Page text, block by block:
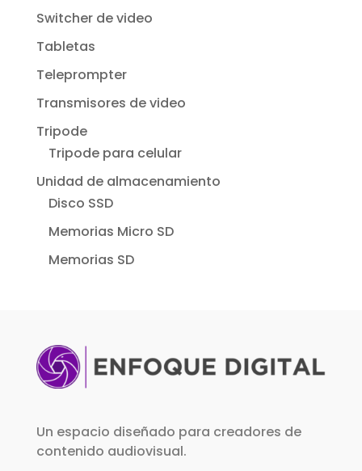
Switcher de video
Tabletas
Teleprompter
Transmisores de video
Tripode
Tripode para celular
Unidad de almacenamiento
Disco SSD
Memorias Micro SD
Memorias SD
Un espacio diseñado para creadores de
contenido audiovisual.